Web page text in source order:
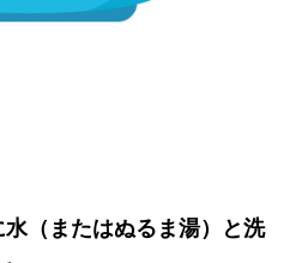
（またはぬるま湯）と洗